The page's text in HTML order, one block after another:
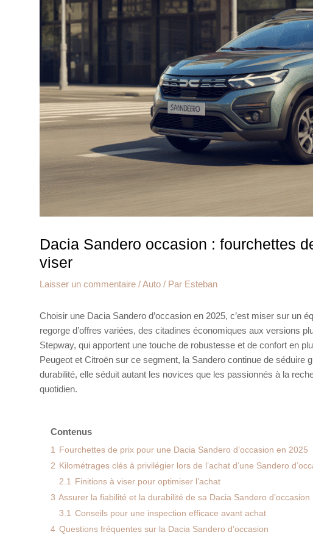
Dacia Sandero occasion : fourchettes
viser
Laisser un commentaire /Auto / Par Esteban
Choisir une Dacia Sandero d’occasion en 2025, c’est miser sur un
regorge d’offres variées, des citadines économiques aux versions
Stepway, qui apportent une touche de robustesse et de confort en
Peugeot et Citroën sur ce segment, la Sandero continue de
durabilité, elle séduit autant les novices que les passionnés à la
quotidien.
Contenus
1 Fourchettes de prix pour une Dacia Sandero d’occasion en 2025
2 Kilométrages clés à privilégier lors de l’achat d’une Sandero
2.1 Finitions à viser pour optimiser l’achat
3 Assurer la fiabilité et la durabilité de sa Dacia Sandero d’occasion
3.1 Conseils pour une inspection efficace avant achat
4 Questions fréquentes sur la Dacia Sandero d’occasion